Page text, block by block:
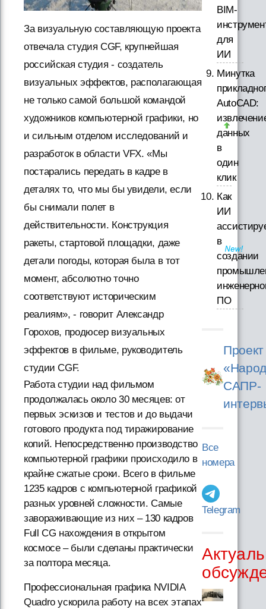
За визуальную составляющую проекта
отвечала студия CGF, крупнейшая
российская студия - создатель
визуальных эффектов, располагающая
не только самой большой командой
художников компьютерной графики, но
и сильным отделом исследований и
разработок в области VFX. «Мы
постарались передать в кадре в
деталях то, что мы бы увидели, если
бы снимали полет в
действительности. Конструкция
ракеты, стартовой площадки, даже
детали погоды, которая была в тот
момент, абсолютно точно
соответствуют историческим
реалиям», - говорит Александр
Горохов, продюсер визуальных
эффектов в фильме, руководитель
студии CGF.
Работа студии над фильмом
продолжалась около 30 месяцев: от
первых эскизов и тестов и до выдачи
готового продукта под тиражирование
копий. Непосредственно производство
компьютерной графики происходило в
крайне сжатые сроки. Всего в фильме
1235 кадров с компьютерной графикой
разных уровней сложности. Самые
завораживающие из них – 130 кадров
Full CG нахождения в открытом
космосе – были сделаны практически
за полтора месяца.
Профессиональная графика NVIDIA
Quadro ускорила работу на всех этапах
BIM-
для
ИИ
Минутка
AutoCAD:
данных
в
один
клик
Как
ИИ
в
создании
ПО
Проект
САПР-
Все
номера
Telegram